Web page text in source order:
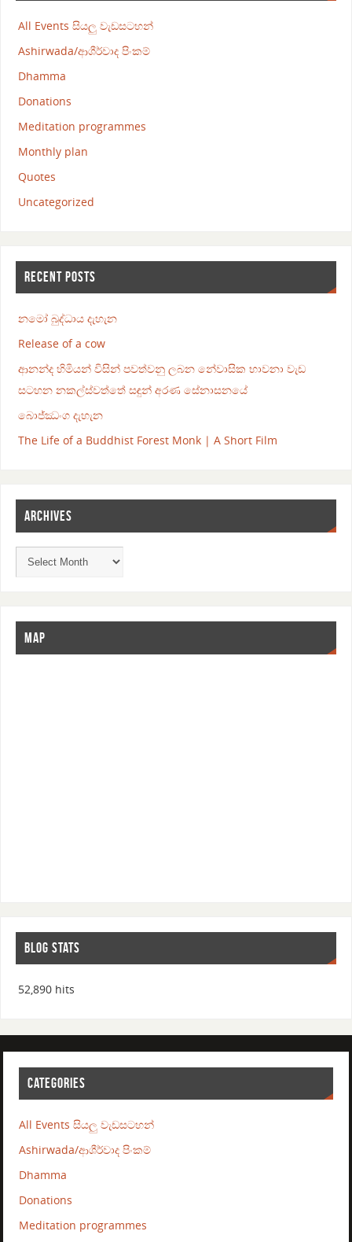
All Events සියලු වැඩසටහන්
Ashirwada/ආශීර්වාද පිංකම්
Dhamma
Donations
Meditation programmes
Monthly plan
Quotes
Uncategorized
RECENT POSTS
නමෝ බුද්ධාය දැහැන
Release of a cow
ආනන්ද හිමියන් විසින් පවත්වනු ලබන නේවාසික භාවනා වැඩ
සටහන නකල්ස්වත්තේ සඳුන් අරණ සේනාසනයේ
බොජ්ඣංග දැහැන
The Life of a Buddhist Forest Monk | A Short Film
ARCHIVES
MAP
BLOG STATS
52,890 hits
CATEGORIES
All Events සියලු වැඩසටහන්
Ashirwada/ආශීර්වාද පිංකම්
Dhamma
Donations
Meditation programmes